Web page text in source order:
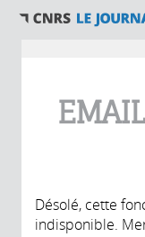
EMAIL
Désolé, cette
indisponible.